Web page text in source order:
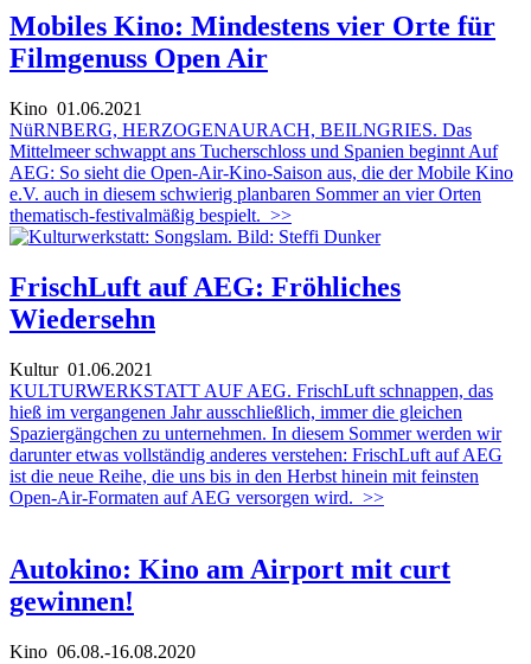
Mobiles Kino: Mindestens vier Orte für
Filmgenuss Open Air
Kino 01.06.2021
NüRNBERG, HERZOGENAURACH, BEILNGRIES. Das
Mittelmeer schwappt ans Tucherschloss und Spanien beginnt Auf
AEG: So sieht die Open-Air-Kino-Saison aus, die der Mobile Kino
e.V. auch in diesem schwierig planbaren Sommer an vier Orten
thematisch-festivalmäßig bespielt. >>
FrischLuft auf AEG: Fröhliches
Wiedersehn
Kultur01.06.2021
KULTURWERKSTATT AUF AEG. FrischLuft schnappen, das
hieß im vergangenen Jahr ausschließlich, immer die gleichen
Spaziergängchen zu unternehmen. In diesem Sommer werden wir
darunter etwas vollständig anderes verstehen: FrischLuft auf AEG
ist die neue Reihe, die uns bis in den Herbst hinein mit feinsten
Open-Air-Formaten auf AEG versorgen wird. >>
Autokino: Kino am Airport mit curt
gewinnen!
Kino 06.08.-16.08.2020